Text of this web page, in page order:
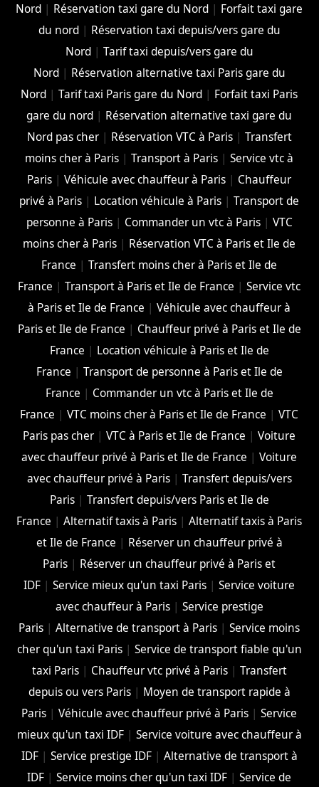
Nord | Réservation taxi gare du Nord | Forfait taxi gare
du nord| Réservation taxi depuis/vers gare du
Nord| Tarif taxi depuis/vers gare du
Nord| Réservation alternative taxi Paris gare du
Nord |Tarif taxi Paris gare du Nord | Forfait taxi Paris
gare du nord | Réservation alternative taxi gare du
Nord pas cher| Réservation VTC à Paris| Transfert
moins cher à Paris |Transport à Paris |Service vtc à
Paris |Véhicule avec chauffeur à Paris | Chauffeur
privé à Paris | Location véhicule à Paris |Transport de
personne à Paris| Commander un vtc à Paris| VTC
moins cher à Paris | Réservation VTC à Paris et Ile de
France |Transfert moins cher à Paris et Ile de
France |Transport à Paris et Ile de France |Service vtc
à Paris et Ile de France |Véhicule avec chauffeur à
Paris et Ile de France | Chauffeur privé à Paris et Ile de
France | Location véhicule à Paris et Ile de
France | Transport de personne à Paris et Ile de
France | Commander un vtc à Paris et Ile de
France |VTC moins cher à Paris et Ile de France |VTC
Paris pas cher |VTC à Paris et Ile de France |Voiture
avec chauffeur privé à Paris et Ile de France |Voiture
avec chauffeur privé à Paris| Transfert depuis/vers
Paris| Transfert depuis/vers Paris et Ile de
France |Alternatif taxis à Paris |Alternatif taxis à Paris
et Ile de France | Réserver un chauffeur privé à
Paris | Réserver un chauffeur privé à Paris et
IDF |Service mieux qu'un taxi Paris |Service voiture
avec chauffeur à Paris| Service prestige
Paris |Alternative de transport à Paris |Service moins
cher qu'un taxi Paris| Service de transport fiable qu'un
taxi Paris| Chauffeur vtc privé à Paris| Transfert
depuis ou vers Paris| Moyen de transport rapide à
Paris |Véhicule avec chauffeur privé à Paris |Service
mieux qu'un taxi IDF| Service voiture avec chauffeur à
IDF| Service prestige IDF| Alternative de transport à
IDF |Service moins cher qu'un taxi IDF |Service de